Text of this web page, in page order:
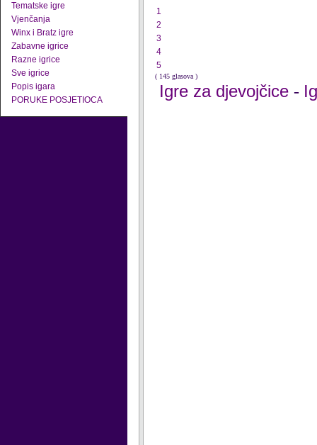
Tematske igre
Vjenčanja
Winx i Bratz igre
Zabavne igrice
Razne igrice
Sve igrice
Popis igara
PORUKE POSJETIOCA
1
2
3
4
5
( 145 glasova )
Igre za djevojčice -